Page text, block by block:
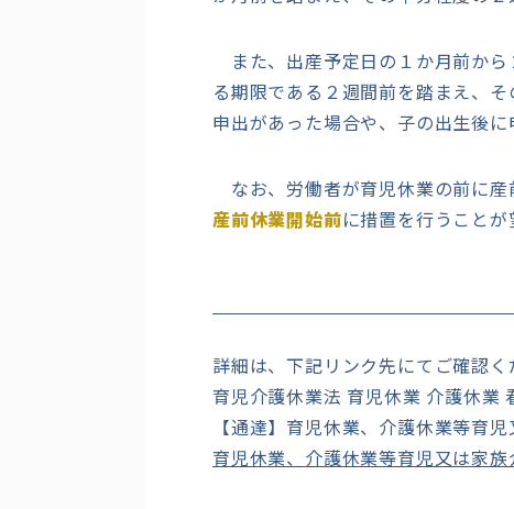
また、出産予定日の１か月前か
る期限である２週間前を踏まえ、
申出があった場合や、子の出生後
なお、労働者が育児休業の前に産
産前休業開始前に措置を行うことが
詳細は、下記リンク先にてご確認く
育児介護休業法 育児休業 介護休業
【通達】育児休業、介護休業等育
育児休業、介護休業等育児又は家